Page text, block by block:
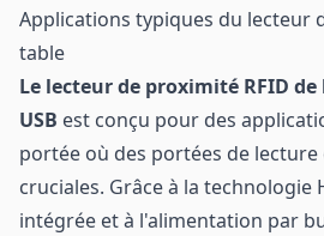
Applications typiques du lecteur
table
Le lecteur de proximité RFID de
USB est conçu pour des
portée où des portées de
cruciales. Grâce à la technologie
intégrée et à l'alimentation par